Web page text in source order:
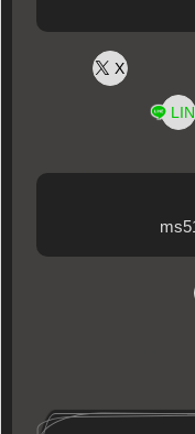
X